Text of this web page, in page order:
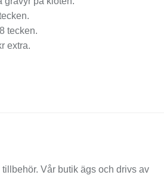
tecken.
extra.
tillbehör. Vår butik ägs och drivs av